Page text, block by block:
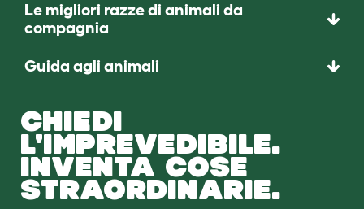
Le migliori razze di animali da
compagnia
Guida agli animali
CHIEDI
L'IMPREVEDIBILE.
INVENTA COSE
STRAORDINARIE.